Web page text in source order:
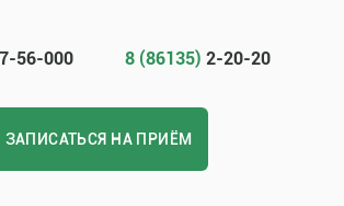
56-000 8 (86135) 2-20-20
ЗАПИСАТЬСЯ НА ПРИЁМ